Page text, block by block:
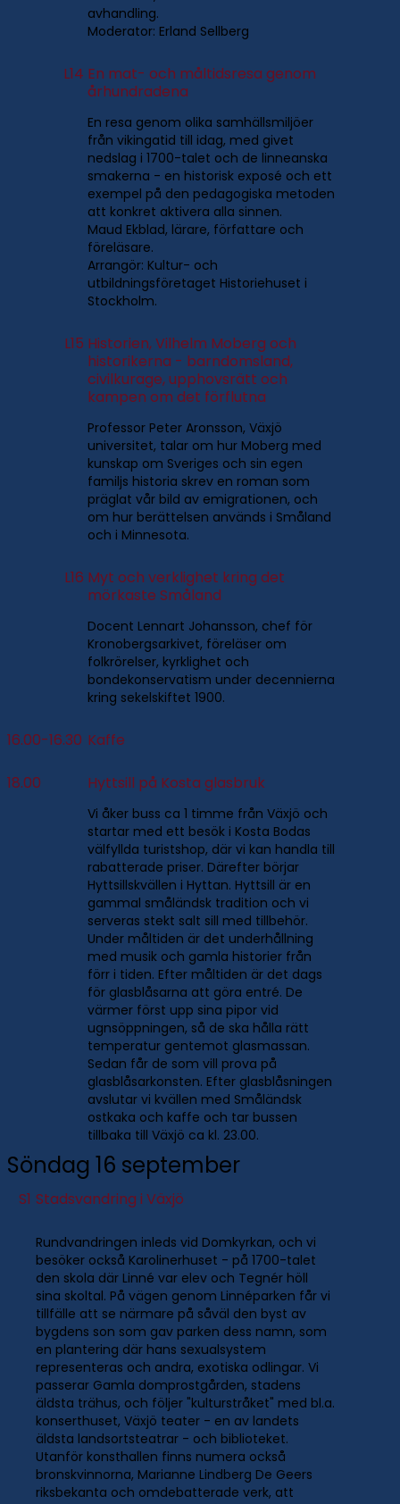
avhandling.
Moderator: Erland Sellberg
L14 En mat- och måltidsresa genom
århundradena
En resa genom olika samhällsmiljöer
från vikingatid till idag, med givet
nedslag i 1700-talet och de linneanska
smakerna - en historisk exposé och ett
exempel på den pedagogiska metoden
att konkret aktivera alla sinnen.
Maud Ekblad, lärare, författare och
föreläsare.
Arrangör: Kultur- och
utbildningsföretaget Historiehuset i
Stockholm.
L15 Historien, Vilhelm Moberg och
historikerna - barndomsland,
civilkurage, upphovsrätt och
kampen om det förflutna
Professor Peter Aronsson, Växjö
universitet, talar om hur Moberg med
kunskap om Sveriges och sin egen
familjs historia skrev en roman som
präglat vår bild av emigrationen, och
om hur berättelsen används i Småland
och i Minnesota.
L16 Myt och verklighet kring det
mörkaste Småland
Docent Lennart Johansson, chef för
Kronobergsarkivet, föreläser om
folkrörelser, kyrklighet och
bondekonservatism under decennierna
kring sekelskiftet 1900.
16.00-16.30 Kaffe
18.00 Hyttsill på Kosta glasbruk
Vi åker buss ca 1 timme från Växjö och
startar med ett besök i Kosta Bodas
välfyllda turistshop, där vi kan handla till
rabatterade priser. Därefter börjar
Hyttsillskvällen i Hyttan. Hyttsill är en
gammal småländsk tradition och vi
serveras stekt salt sill med tillbehör.
Under måltiden är det underhållning
med musik och gamla historier från
förr i tiden. Efter måltiden är det dags
för glasblåsarna att göra entré. De
värmer först upp sina pipor vid
ugnsöppningen, så de ska hålla rätt
temperatur gentemot glasmassan.
Sedan får de som vill prova på
glasblåsarkonsten. Efter glasblåsningen
avslutar vi kvällen med Småländsk
ostkaka och kaffe och tar bussen
tillbaka till Växjö ca kl. 23.00.
Söndag 16 september
S1 Stadsvandring i Växjö
Rundvandringen inleds vid Domkyrkan, och vi
besöker också Karolinerhuset - på 1700-talet
den skola där Linné var elev och Tegnér höll
sina skoltal. På vägen genom Linnéparken får vi
tillfälle att se närmare på såväl den byst av
bygdens son som gav parken dess namn, som
en plantering där hans sexualsystem
representeras och andra, exotiska odlingar. Vi
passerar Gamla domprostgården, stadens
äldsta trähus, och följer "kulturstråket" med bl.a.
konserthuset, Växjö teater - en av landets
äldsta landsortsteatrar - och biblioteket.
Utanför konsthallen finns numera också
bronskvinnorna, Marianne Lindberg De Geers
riksbekanta och omdebatterade verk, att